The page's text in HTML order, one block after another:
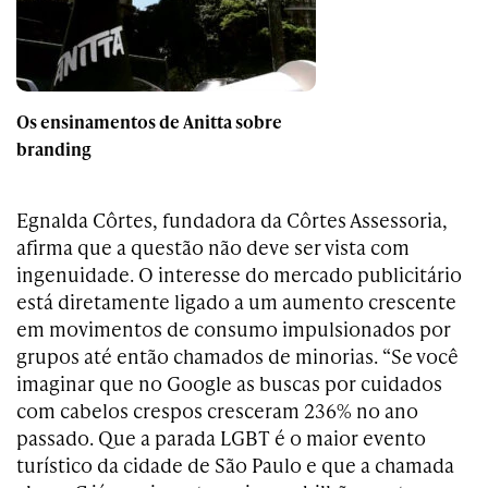
Os ensinamentos de Anitta sobre
branding
Egnalda Côrtes, fundadora da Côrtes Assessoria,
afirma que a questão não deve ser vista com
ingenuidade. O interesse do mercado publicitário
está diretamente ligado a um aumento crescente
em movimentos de consumo impulsionados por
grupos até então chamados de minorias. “Se você
imaginar que no Google as buscas por cuidados
com cabelos crespos cresceram 236% no ano
passado. Que a parada LGBT é o maior evento
turístico da cidade de São Paulo e que a chamada